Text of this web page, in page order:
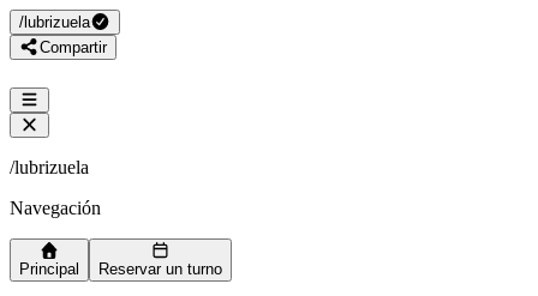
/ lubrizuela
Compartir
/lubrizuela
Navegación
Principal Reservar un turno